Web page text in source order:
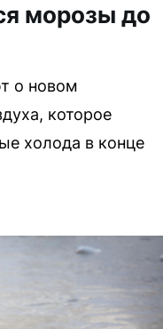
морозы до
о новом
которое
холода в конце